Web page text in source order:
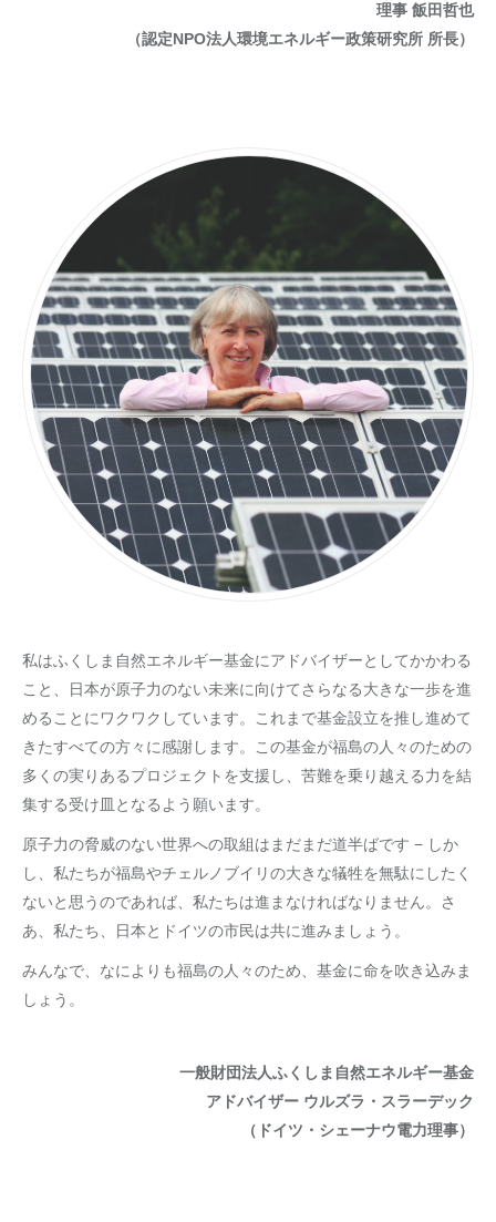
理事 飯田哲也
（認定NPO法人環境エネルギー政策研究所 所長）
私はふくしま自然エネルギー基金にアドバイザーとしてかかわる
こと、日本が原子力のない未来に向けてさらなる大きな一歩を進
めることにワクワクしています。これまで基金設立を推し進めて
きたすべての方々に感謝します。この基金が福島の人々のための
多くの実りあるプロジェクトを支援し、苦難を乗り越える力を結
集する受け皿となるよう願います。
原子力の脅威のない世界への取組はまだまだ道半ばです − しか
し、私たちが福島やチェルノブイリの大きな犠牲を無駄にしたく
ないと思うのであれば、私たちは進まなければなりません。さ
あ、私たち、日本とドイツの市民は共に進みましょう。
みんなで、なによりも福島の人々のため、基金に命を吹き込みま
しょう。
一般財団法人ふくしま自然エネルギー基金
アドバイザー ウルズラ・スラーデック
（ドイツ・ シェーナウ電力理事）